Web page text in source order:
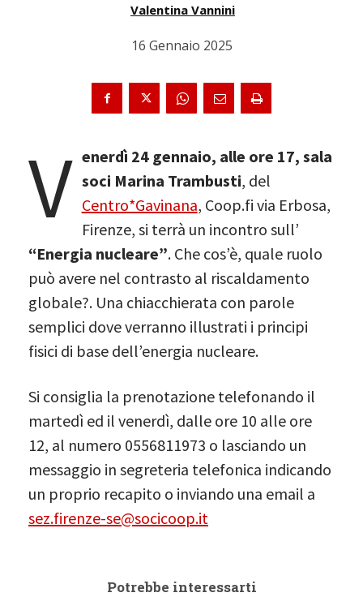
Valentina Vannini
16 Gennaio 2025
V enerdì 24 gennaio, alle ore 17, sala
soci Marina Trambusti, del
Centro*Gavinana, Coop.fi via Erbosa,
Firenze, si terrà un incontro sull’
“Energia nucleare”. Che cos’è, quale ruolo
può avere nel contrasto al riscaldamento
globale?. Una chiacchierata con parole
semplici dove verranno illustrati i principi
fisici di base dell’energia nucleare.
Si consiglia la prenotazione telefonando il
martedì ed il venerdì, dalle ore 10 alle ore
12, al numero 0556811973 o lasciando un
messaggio in segreteria telefonica indicando
un proprio recapito o inviando una email a
sez.firenze-se@socicoop.it
Potrebbe interessarti